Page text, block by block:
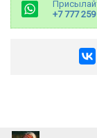
+7 777